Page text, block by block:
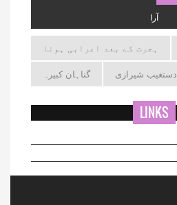
آرا
ہجرت کے بعد اعرابی ہونا
گناہان کبیرہ
دستغیب شیرازی
LINKS